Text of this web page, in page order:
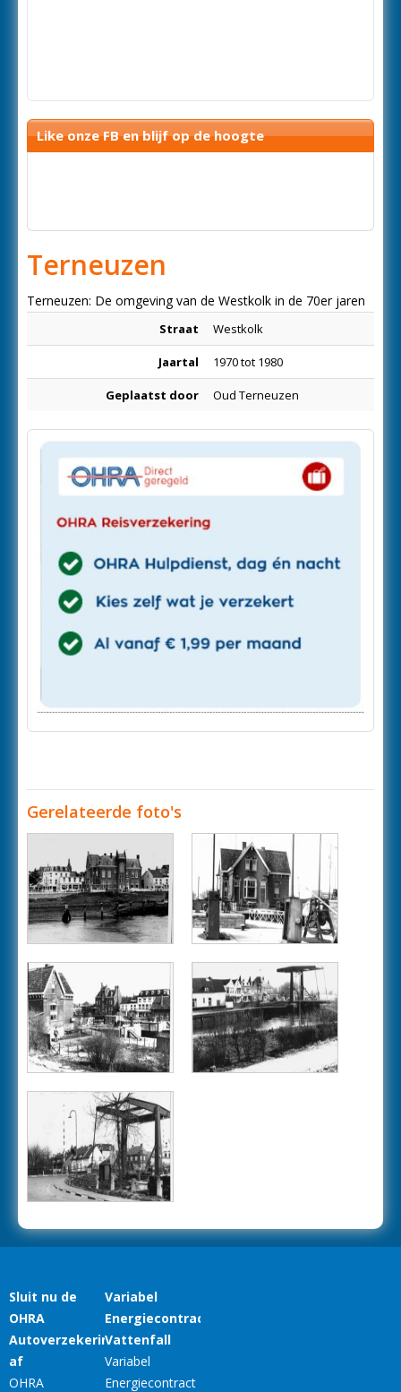
Like onze FB en blijf op de hoogte
Terneuzen
Terneuzen: De omgeving van de Westkolk in de 70er jaren
Straat Westkolk
Jaartal 1970 tot 1980
Geplaatst door Oud Terneuzen
Gerelateerde foto's